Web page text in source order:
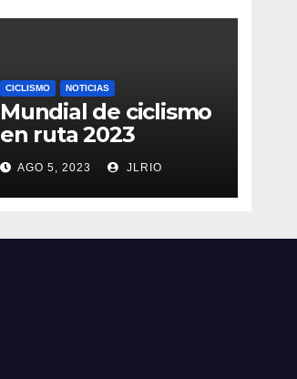
CICLISMO NOTICIAS
Mundial de ciclismo
en ruta 2023
AGO 5, 2023 JLRIO